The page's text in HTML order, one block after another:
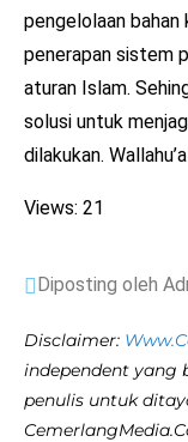
pengelolaan
penerapan sistem
aturan Islam.
solusi untuk
dilakukan.
Views: 21
Diposting oleh
Disclaimer:
independent yang
penulis untuk